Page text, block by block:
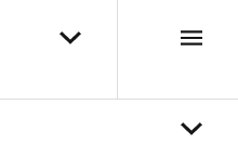
Välj distrikt